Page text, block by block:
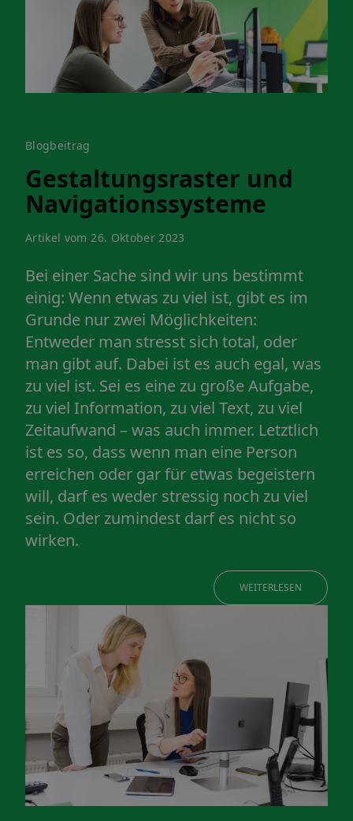
Blogbeitrag
Gestaltungsraster und
Navigationssysteme
Artikel vom 26. Oktober 2023
Bei einer Sache sind wir uns bestimmt
einig: Wenn etwas zu viel ist, gibt es im
Grunde nur zwei Möglichkeiten:
Entweder man stresst sich total, oder
man gibt auf. Dabei ist es auch egal, was
zu viel ist. Sei es eine zu große Aufgabe,
zu viel Information, zu viel Text, zu viel
Zeitaufwand – was auch immer. Letztlich
ist es so, dass wenn man eine Person
erreichen oder gar für etwas begeistern
will, darf es weder stressig noch zu viel
sein. Oder zumindest darf es nicht so
wirken.
WEITERLESEN